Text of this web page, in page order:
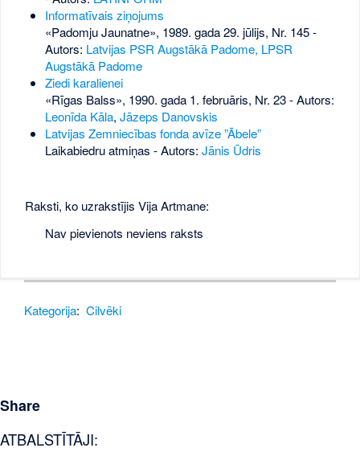
Informatīvais ziņojums
«Padomju Jaunatne», 1989. gada 29. jūlijs, Nr. 145-
Autors: Latvijas PSR Augstākā Padome, LPSR
Augstākā Padome
Ziedi karalienei
«Rīgas Balss», 1990. gada 1. februāris, Nr. 23- Autors:
Leonīda Kāla, Jāzeps Danovskis
Latvijas Zemniecības fonda avīze ”Ābele”
Laikabiedru atmiņas - Autors: Jānis Ūdris
Raksti, ko uzrakstījis Vija Artmane:
Nav pievienots neviens raksts
Kategorija: Cilvēki
Share
ATBALSTĪTĀJI: